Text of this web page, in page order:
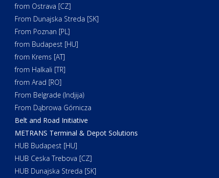
from Ostrava [CZ]
From Dunajska Streda [SK]
From Poznan [PL]
from Budapest [HU]
from Krems [AT]
from Halkali [TR]
from Arad [RO]
From Belgrade (Indjija)
From Dąbrowa Górnicza
Belt and Road Initiative
METRANS Terminal & Depot Solutions
HUB Budapest [HU]
HUB Ceska Trebova [CZ]
HUB Dunajska Streda [SK]